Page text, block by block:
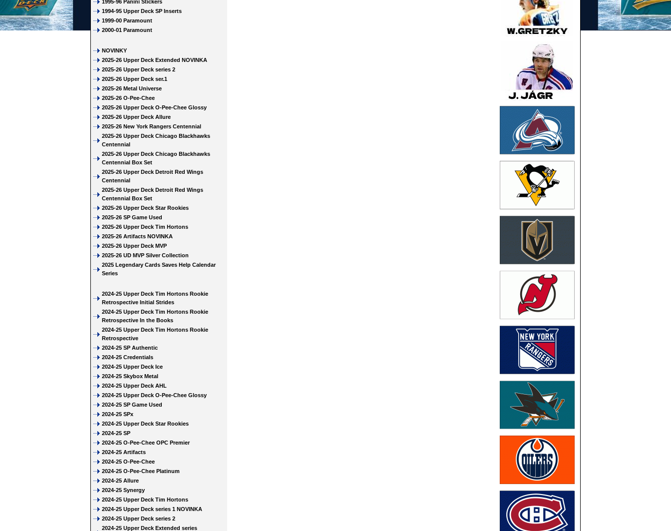
1995-96 Panini Stickers
1994-95 Upper Deck SP Inserts
1999-00 Paramount
2000-01 Paramount
NOVINKY
2025-26 Upper Deck Extended NOVINKA
2025-26 Upper Deck series 2
2025-26 Upper Deck ser.1
2025-26 Metal Universe
2025-26 O-Pee-Chee
2025-26 Upper Deck O-Pee-Chee Glossy
2025-26 Upper Deck Allure
2025-26 New York Rangers Centennial
2025-26 Upper Deck Chicago Blackhawks
Centennial
2025-26 Upper Deck Chicago Blackhawks
Centennial Box Set
2025-26 Upper Deck Detroit Red Wings
Centennial
2025-26 Upper Deck Detroit Red Wings
Centennial Box Set
2025-26 Upper Deck Star Rookies
2025-26 SP Game Used
2025-26 Upper Deck Tim Hortons
2025-26 Artifacts NOVINKA
2025-26 Upper Deck MVP
2025-26 UD MVP Silver Collection
2025 Legendary Cards Saves Help Calendar
Series
2024-25 Upper Deck Tim Hortons Rookie
Retrospective Initial Strides
2024-25 Upper Deck Tim Hortons Rookie
Retrospective In the Books
2024-25 Upper Deck Tim Hortons Rookie
Retrospective
2024-25 SP Authentic
2024-25 Credentials
2024-25 Upper Deck Ice
2024-25 Skybox Metal
2024-25 Upper Deck AHL
2024-25 Upper Deck O-Pee-Chee Glossy
2024-25 SP Game Used
2024-25 SPx
2024-25 Upper Deck Star Rookies
2024-25 SP
2024-25 O-Pee-Chee OPC Premier
2024-25 Artifacts
2024-25 O-Pee-Chee
2024-25 O-Pee-Chee Platinum
2024-25 Allure
2024-25 Synergy
2024-25 Upper Deck Tim Hortons
2024-25 Upper Deck series 1 NOVINKA
2024-25 Upper Deck series 2
2024-25 Upper Deck Extended series